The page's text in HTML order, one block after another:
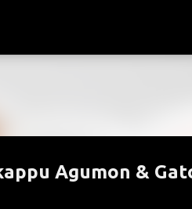
Agumon &